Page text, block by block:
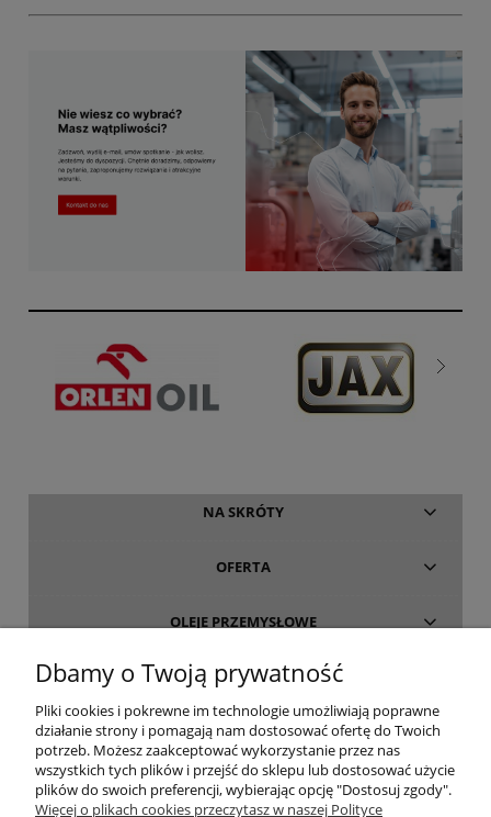
NA SKRÓTY
OFERTA
OLEJE PRZEMYSŁOWE
INFORMACJE
O FIRMIE
Dbamy o Twoją prywatność
Pliki cookies i pokrewne im technologie umożliwiają poprawne
działanie strony i pomagają nam dostosować ofertę do Twoich
potrzeb. Możesz zaakceptować wykorzystanie przez nas
wszystkich tych plików i przejść do sklepu lub dostosować użycie
plików do swoich preferencji, wybierając opcję "Dostosuj zgody".
Więcej o plikach cookies przeczytasz w naszej Polityce